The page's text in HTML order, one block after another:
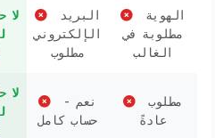
الإلكتروني
مطلوب
مطلوبة في
الغالب
حساب كامل
مطلوب
عادةً